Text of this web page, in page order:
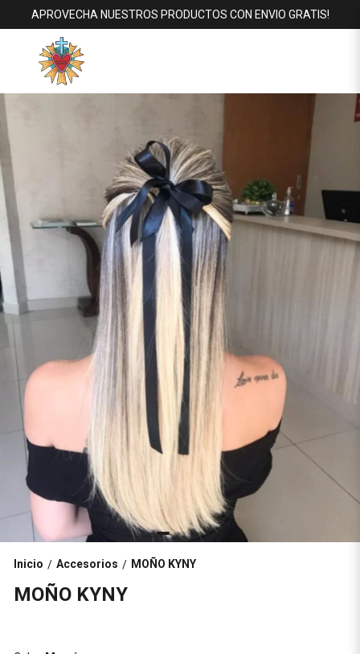
APROVECHA NUESTROS PRODUCTOS CON ENVIO GRATIS!
Inicio / Accesorios / MOÑO KYNY
MOÑO KYNY